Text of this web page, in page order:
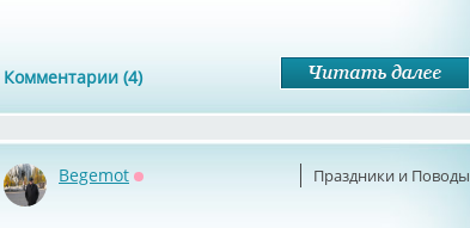
Комментарии (4)
Праздники и Поводы
Begemot